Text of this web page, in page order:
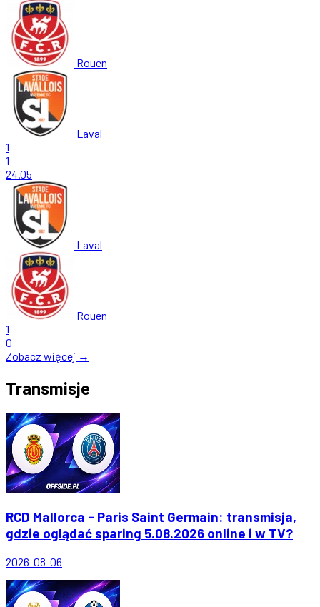
Rouen
Laval
1
1
24.05
Laval
Rouen
1
0
Zobacz więcej →
Transmisje
RCD Mallorca - Paris Saint Germain: transmisja,
gdzie oglądać sparing 5.08.2026 online i w TV?
2026-08-06